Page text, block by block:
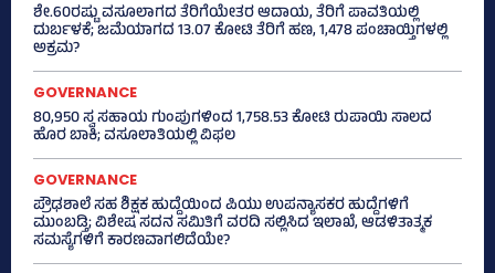
ಶೇ.60ರಷ್ಟು ವಸೂಲಾಗದ ತೆರಿಗೆಯೇತರ ಆದಾಯ, ತೆರಿಗೆ ಪಾವತಿಯಲ್ಲಿ
ದುರ್ಬಳಕೆ; ಜಮೆಯಾಗದ 13.07 ಕೋಟಿ ತೆರಿಗೆ ಹಣ, 1,478 ಪಂಚಾಯ್ತಿಗಳಲ್ಲಿ
ಅಕ್ರಮ?
GOVERNANCE
80,950 ಸ್ವ ಸಹಾಯ ಗುಂಪುಗಳಿಂದ 1,758.53 ಕೋಟಿ ರುಪಾಯಿ ಸಾಲದ
ಹೊರ ಬಾಕಿ; ವಸೂಲಾತಿಯಲ್ಲಿ ವಿಫಲ
GOVERNANCE
ಪ್ರೌಢಶಾಲೆ ಸಹ ಶಿಕ್ಷಕ ಹುದ್ದೆಯಿಂದ ಪಿಯು ಉಪನ್ಯಾಸಕರ ಹುದ್ದೆಗಳಿಗೆ
ಮುಂಬಡ್ತಿ; ವಿಶೇಷ ಸದನ ಸಮಿತಿಗೆ ವರದಿ ಸಲ್ಲಿಸಿದ ಇಲಾಖೆ, ಆಡಳಿತಾತ್ಮಕ
ಸಮಸ್ಯೆಗಳಿಗೆ ಕಾರಣವಾಗಲಿದೆಯೇ?